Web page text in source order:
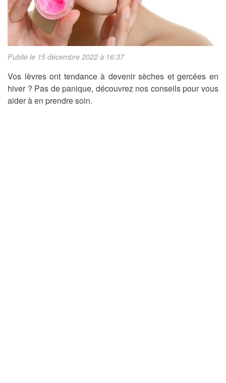
Publié le 15 décembre 2022 à 16:37
Vos lèvres ont tendance à devenir sèches et gercées en
hiver ? Pas de panique, découvrez nos conseils pour vous
aider à en prendre soin.